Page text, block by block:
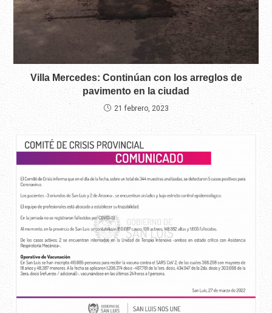
Villa Mercedes: Continúan con los arreglos de
pavimento en la ciudad
21 febrero, 2023